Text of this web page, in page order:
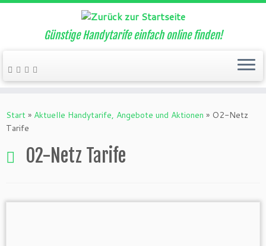
Inhalt
springen
Günstige Handytarife einfach online finden!
Start » Aktuelle Handytarife, Angebote und Aktionen » O2-Netz
Tarife
O2-Netz Tarife